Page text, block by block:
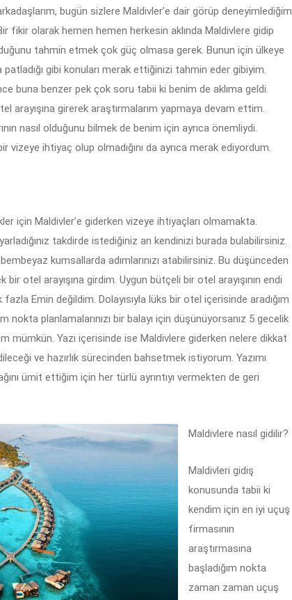
bugün sizlere Maldivler’e dair görüp deneyimlediğim
fikir olarak hemen hemen herkesin aklında Maldivlere gidip
tahmin etmek çok güç olmasa gerek. Bunun için ülkeye
gibi konuları merak ettiğinizi tahmin eder gibiyim.
buna benzer pek çok soru tabii ki benim de aklıma geldi.
arayışına girerek araştırmalarım yapmaya devam ettim.
nasıl olduğunu bilmek de benim için ayrıca önemliydi.
vizeye ihtiyaç olup olmadığını da ayrıca merak ediyordum.
için Maldivler’e giderken vizeye ihtiyaçları olmamakta.
takdirde istediğiniz an kendinizi burada bulabilirsiniz.
kumsallarda adımlarınızı atabilirsiniz. Bu düşünceden
otel arayışına girdim. Uygun bütçeli bir otel arayışının endi
fazla Emin değildim. Dolayısıyla lüks bir otel içerisinde aradığım
nokta planlamalarınızı bir balayı için düşünüyorsanız 5 gecelik
mümkün. Yazı içerisinde ise Maldivlere giderken nelere dikkat
ve hazırlık sürecinden bahsetmek istiyorum. Yazımı
ümit ettiğim için her türlü ayrıntıyı vermekten de geri
Maldivlere nasıl gidilir?
Maldivleri gidiş
konusunda tabii ki
kendim için en iyi uçuş
firmasının
araştırmasına
başladığım nokta
zaman zaman uçuş